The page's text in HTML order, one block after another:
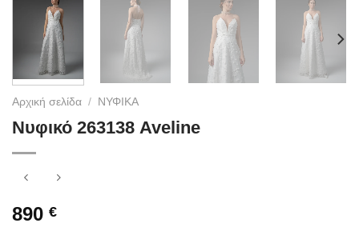
Αρχική σελίδα / ΝΥΦΙΚΑ
Νυφικό 263138 Aveline
890 €